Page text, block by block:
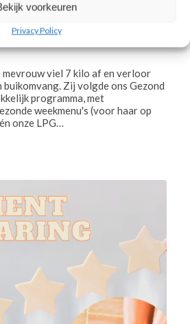
voorkeuren
Privacy Policy
viel 7 kilo af met
je vel programma
viel 7 kilo af en verloor
buikomvang. Zij volgde ons Gezond
programma, met
weekmenu's (voor haar op
onze LPG…